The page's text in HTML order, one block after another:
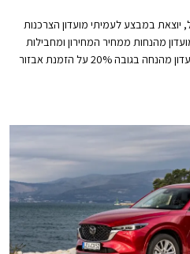
יוצאת במבצע לעמיתי מועדון הצרכנות
מהנחות ממחיר המחירון ומחבילות
אבזור במתנה. בנוסף ייהנו חברי המועדון מהנחה בגובה 20% על הזמנת אבזור